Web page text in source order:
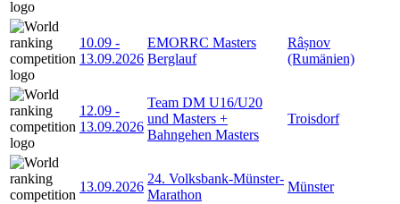
10.09 -
13.09.2026
EMORRC Masters
Berglauf
Râșnov
(Rumänien)
12.09 -
13.09.2026
Team DM U16/U20
und Masters +
Bahngehen Masters
Troisdorf
13.09.2026
24. Volksbank-Münster-
Marathon
Münster